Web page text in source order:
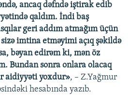
ancaq dəfndə iştirak edib
qaldım. İndi baş
geri addım atmağım üçün
imtina etməyimi açıq şəkildə
bəyan edirəm ki, mən öz
Bundan sonra onlara olacaq
aidiyyəti yoxdur», – Z.Yağmur
hesabında yazıb.